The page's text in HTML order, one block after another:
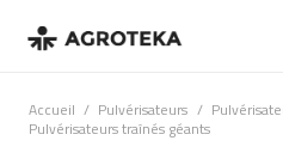
Accueil / Pulvérisateurs /
Pulvérisateurs traînés géants